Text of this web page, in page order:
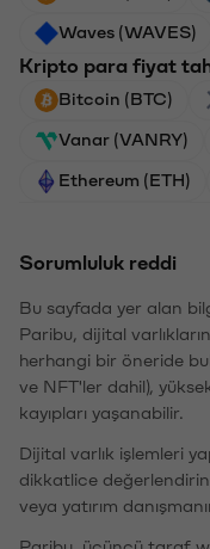
Waves (WAVES)
Kripto para fiyat
Bitcoin (BTC)
Vanar (VANRY)
Ethereum (ETH)
Sorumluluk reddi
Bu sayfada yer alan
Paribu, dijital
herhangi bir öneride
ve NFT'ler dahil),
kayıpları yaşanabilir.
Dijital varlık işlemleri
dikkatlice
veya yatırım
Paribu, üçüncü taraf